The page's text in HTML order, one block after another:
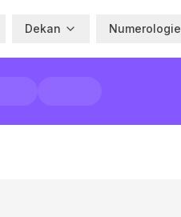
Dekan Numerologie